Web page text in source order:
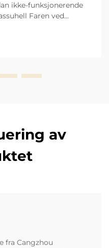
ikke-funksjonerende
Faren ved
som
anlegg og
av
fra Cangzhou